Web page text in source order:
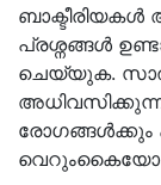
പ്രശ്നങ്ങൾ
ചെയ്യുക.